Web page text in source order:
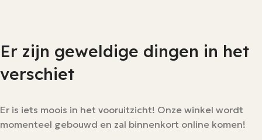
Er zijn geweldige dingen in het
verschiet
Er is iets moois in het vooruitzicht! Onze winkel wordt
momenteel gebouwd en zal binnenkort online komen!